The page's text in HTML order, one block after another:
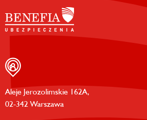
Aleje Jerozolimskie 162A,
02-342 Warszawa